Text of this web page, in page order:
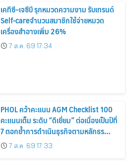
เคทีซี–เจซีบี รุกหมวดความงาม รับเทรนด์
Self-careจำนวนสมาชิกใช้จ่ายหมวด
เครื่องสำอางเพิ่ม 26%
7 ส.ค. 69 17:34
PHOL คว้าคะแนน AGM Checklist 100
คะแนนเต็ม ระดับ “ดีเยี่ยม” ต่อเนื่องเป็นปีที่
7 ตอกย้ำการดำเนินธุรกิจตามหลักธร
รมาภิบาล โปร่งใส สร้างความเชื่อมั่นผู้ถือ
หุ้น
7 ส.ค. 69 17:33